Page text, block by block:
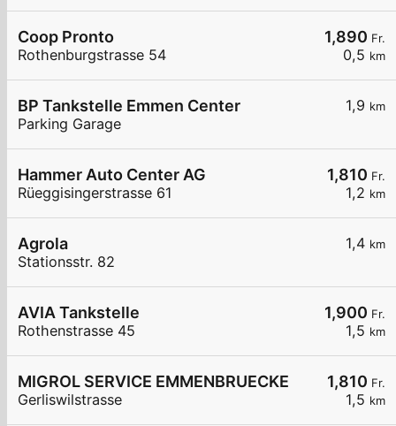
1,890 Fr.
0,5 km
Coop Pronto
Rothenburgstrasse 54
1,9 km
BP Tankstelle Emmen Center
Parking Garage
1,810 Fr.
1,2 km
Hammer Auto Center AG
Rüeggisingerstrasse 61
1,4 km
Agrola
Stationsstr. 82
1,900 Fr.
1,5 km
AVIA Tankstelle
Rothenstrasse 45
1,810 Fr.
1,5 km
MIGROL SERVICE EMMENBRUECKE
Gerliswilstrasse